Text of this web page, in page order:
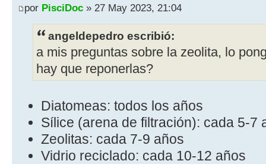
por PisciDoc » 27 May 2023, 21:04
angeldepedro escribió:
a mis preguntas sobre la zeolita, lo
hay que reponerlas?
Diatomeas: todos los años
Sílice (arena de filtración): cada 5-7
Zeolitas: cada 7-9 años
Vidrio reciclado: cada 10-12 años